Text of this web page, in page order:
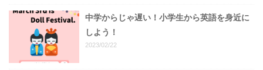
中学からじゃ遅い！小学生から英語を身近に
しよう！
2023/02/22